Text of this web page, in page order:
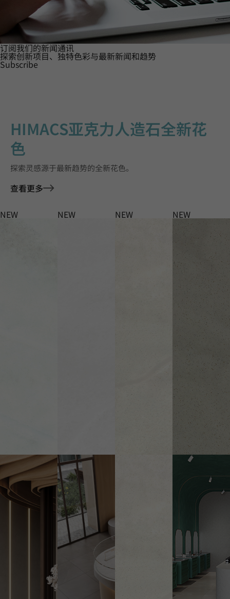
订阅我们的新闻通讯
探索创新项目、独特色彩与最新新闻和趋势
Subscribe
HIMACS亚克力人造石全新花
色
探索灵感源于最新趋势的全新花色。
查看更多
NEW NEW NEW NEW